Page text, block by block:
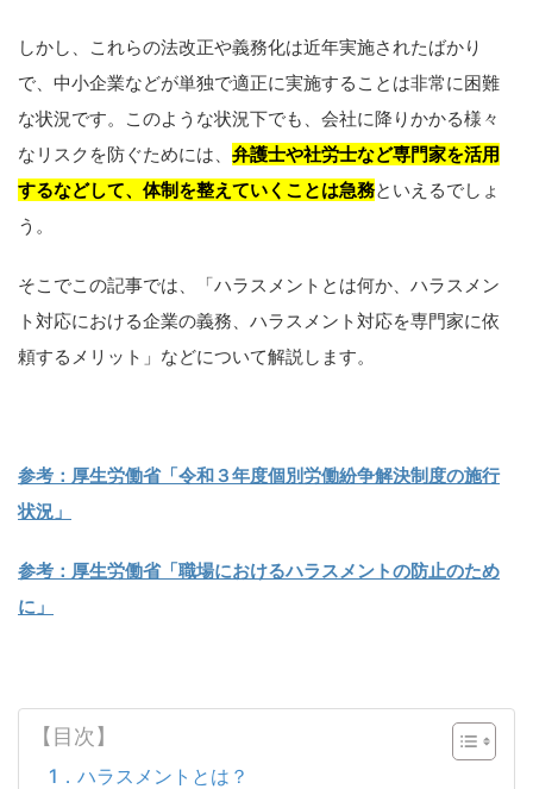
しかし、これらの法改正や義務化は近年実施されたばかり
で、中小企業などが単独で適正に実施することは非常に困難
な状況です。このような状況下でも、会社に降りかかる様々
なリスクを防ぐためには、 弁護士や社労士など専門家を活用
するなどして、体制を整えていくことは急務といえるでしょ
う。
そこでこの記事では、「ハラスメントとは何か、ハラスメン
ト対応における企業の義務、ハラスメント対応を専門家に依
頼するメリット」などについて解説します。
参考：厚生労働省「令和３年度個別労働紛争解決制度の施行
状況」
参考：厚生労働省「職場におけるハラスメントの防止のため
に」
【目次】
1．ハラスメントとは？